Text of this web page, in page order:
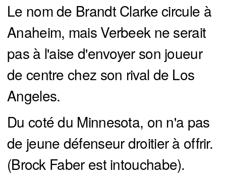
Le nom de Brandt Clarke circule à
Anaheim, mais Verbeek ne serait
pas à l'aise d'envoyer son joueur
de centre chez son rival de Los
Angeles.
Du coté du Minnesota, on n'a pas
de jeune défenseur droitier à offrir.
(Brock Faber est intouchabe).